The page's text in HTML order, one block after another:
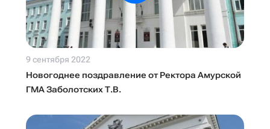
9 сентября 2022
Новогоднее поздравление от Ректора Амурской
ГМА Заболотских Т.В.